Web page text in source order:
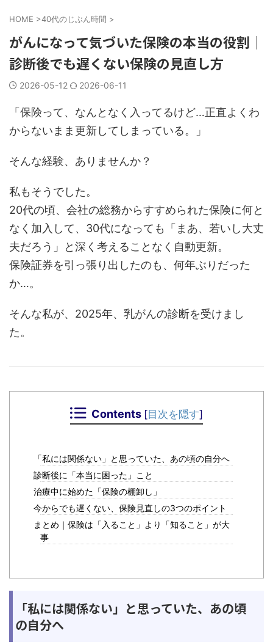
HOME >40代のじぶん時間 >
がんになって気づいた保険の本当の役割｜
診断後でも遅くない保険の見直し方
2026-05-12 2026-06-11
「保険って、なんとなく入ってるけど…正直よくわ
からないまま更新してしまっている。」
そんな経験、ありませんか？
私もそうでした。
20代の頃、会社の総務からすすめられた保険に何と
なく加入して、30代になっても「まあ、若いし大丈
夫だろう」と深く考えることなく自動更新。
保険証券を引っ張り出したのも、何年ぶりだった
か…。
そんな私が、2025年、乳がんの診断を受けまし
た。
Contents [目次を隠す]
「私には関係ない」と思っていた、あの頃の自分へ
診断後に「本当に困った」こと
治療中に始めた「保険の棚卸し」
今からでも遅くない、保険見直しの3つのポイント
まとめ｜保険は「入ること」より「知ること」が大
事
「私には関係ない」と思っていた、あの頃
の自分へ